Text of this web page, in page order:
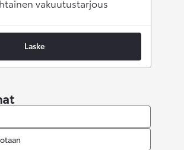
vakuutustarjous
Laske